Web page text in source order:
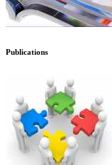
Publications